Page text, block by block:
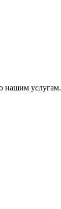
нашим услугам.